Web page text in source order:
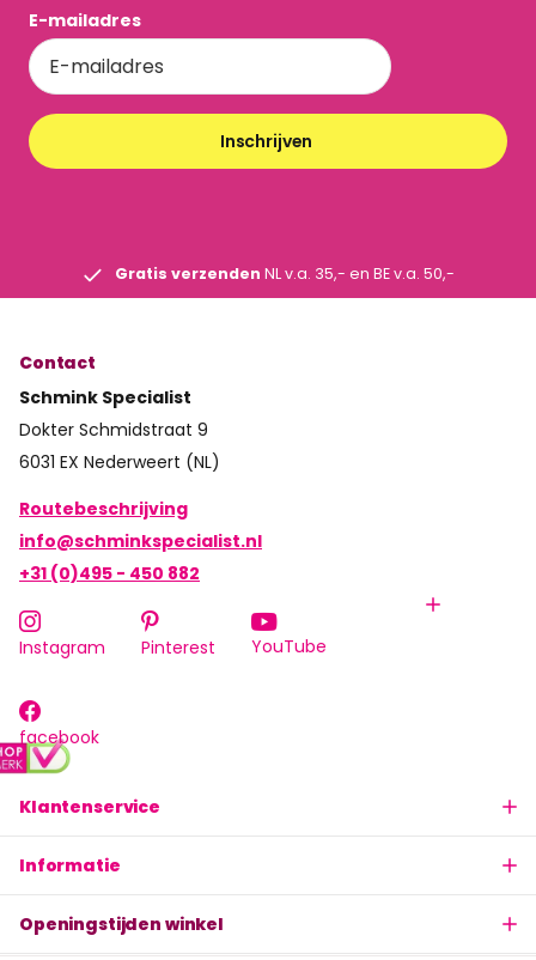
E-mailadres
Inschrijven
Gratis verzenden NL v.a. 35,- en BE v.a. 50,-
Klantenservice
Informatie
Openingstijden winkel
Contact
Schmink Specialist
Dokter Schmidstraat 9
6031 EX Nederweert (NL)
Routebeschrijving
info@schminkspecialist.nl
+31 (0)495 - 450 882
Instagram Pinterest YouTube
facebook